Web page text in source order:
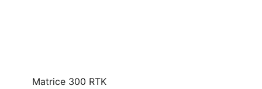
Matrice 300 RTK